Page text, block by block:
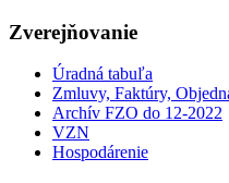
Zverejňovanie
Úradná tabuľa
Zmluvy, Faktúry,
Archív FZO do 12-2022
VZN
Hospodárenie